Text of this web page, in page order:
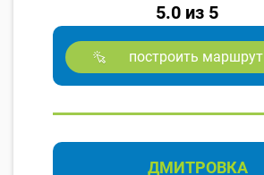
5.0 из 5
построить маршрут
ДМИТРОВКА